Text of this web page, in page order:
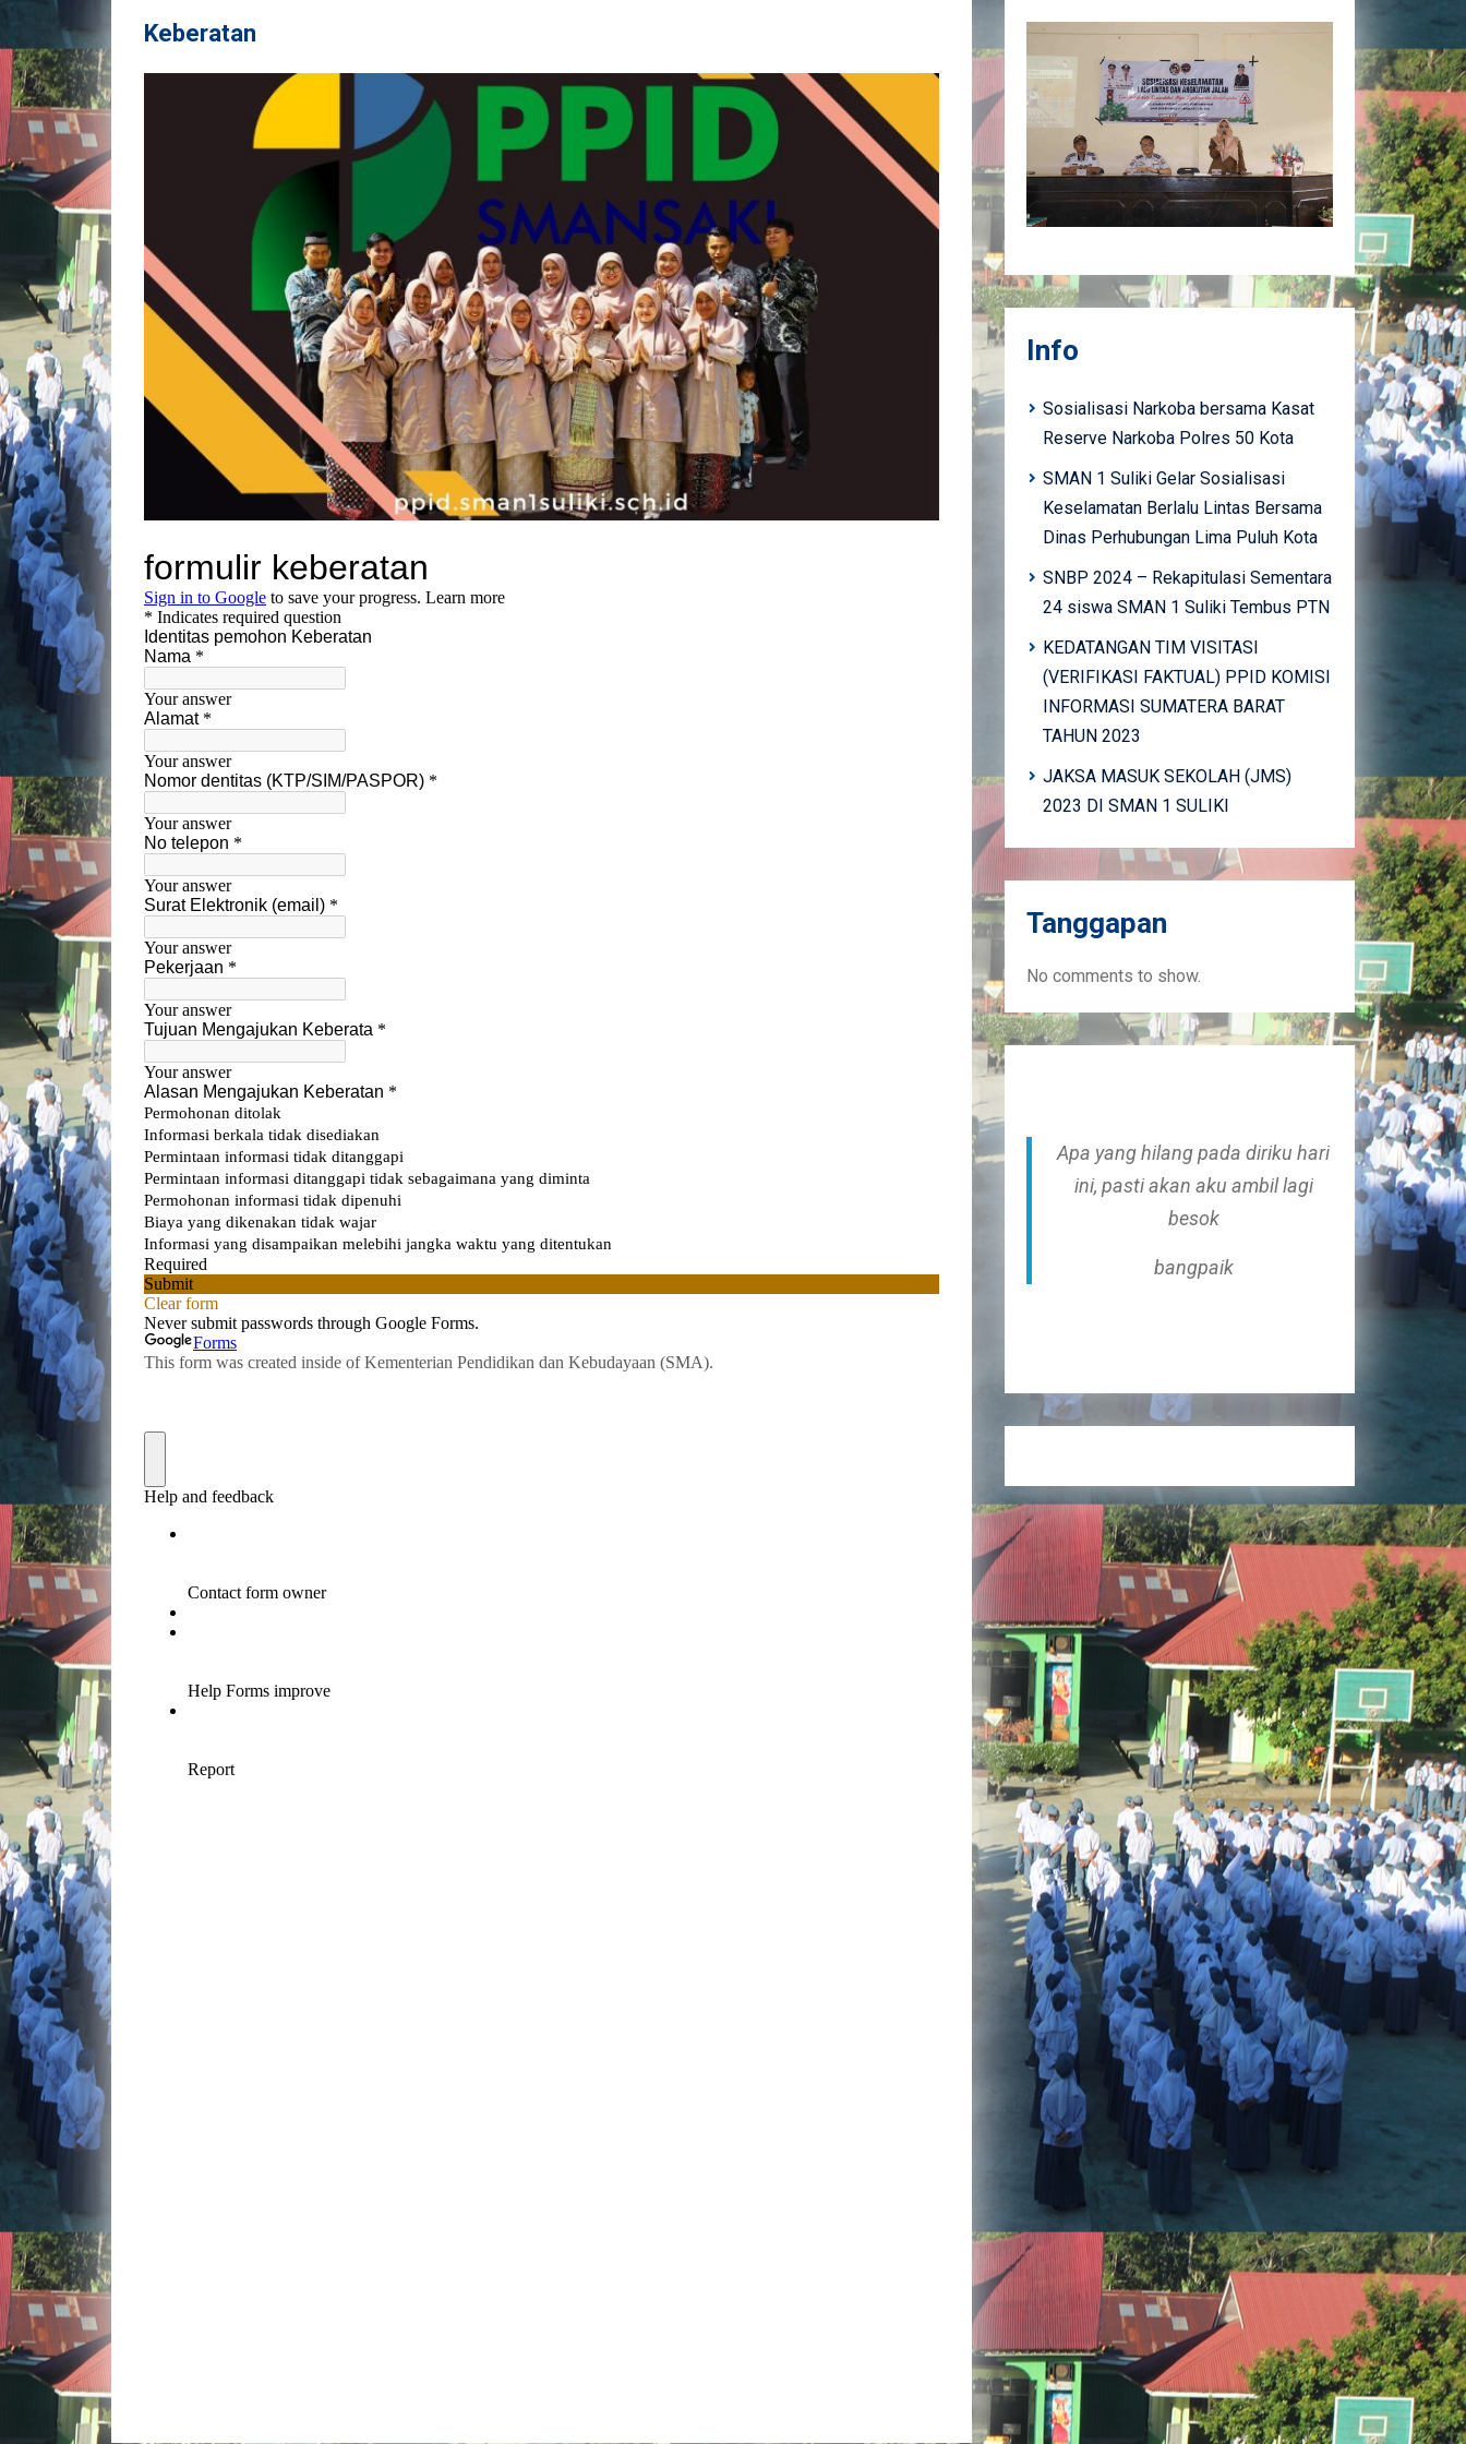
Keberatan
Info
Sosialisasi Narkoba bersama Kasat
Reserve Narkoba Polres 50 Kota
SMAN 1 Suliki Gelar Sosialisasi
Keselamatan Berlalu Lintas Bersama
Dinas Perhubungan Lima Puluh Kota
SNBP 2024 – Rekapitulasi Sementara
24 siswa SMAN 1 Suliki Tembus PTN
KEDATANGAN TIM VISITASI
(VERIFIKASI FAKTUAL) PPID KOMISI
INFORMASI SUMATERA BARAT
TAHUN 2023
JAKSA MASUK SEKOLAH (JMS)
2023 DI SMAN 1 SULIKI
Tanggapan
No comments to show.
Apa yang hilang pada diriku hari
ini, pasti akan aku ambil lagi
besok
bangpaik